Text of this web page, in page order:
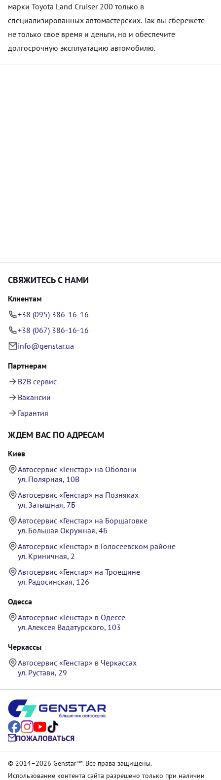
марки Toyota Land Cruiser 200 только в
специализированных автомастерских. Так вы сбережете
не только свое время и деньги, но и обеспечите
долгосрочную эксплуатацию автомобилю.
СВЯЖИТЕСЬ С НАМИ
Клиентам
+38 (095) 386-16-16
+38 (067) 386-16-16
info@genstar.ua
Партнерам
B2B сервис
Вакансии
Гарантия
ЖДЕМ ВАС ПО АДРЕСАМ
Киев
Автосервис «Генстар» на Оболони
ул. Полярная, 10В
Автосервис «Генстар» на Позняках
ул. Затышная, 7Б
Автосервис «Генстар» на Борщаговке
ул. Большая Окружная, 4Б
Автосервис «Генстар» в Голосеевском районе
ул. Криничная, 2
Автосервис «Генстар» на Троещине
ул. Радосинская, 126
Одесса
Автосервис «Генстар» в Одессе
ул. Алексея Вадатурского, 103
Черкассы
Автосервис «Генстар» в Черкассах
ул. Рустави, 29
ПОЖАЛОВАТЬСЯ
© 2014–2026 Genstar™. Все права защищены.
Использование контента сайта разрешено только при наличии